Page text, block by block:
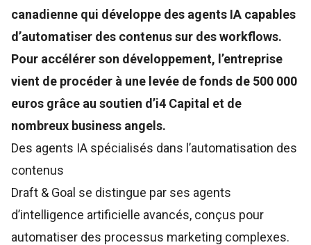
canadienne qui développe des agents IA capables
d’automatiser des contenus sur des workflows.
Pour accélérer son développement, l’entreprise
vient de procéder à une levée de fonds de 500 000
euros grâce au soutien d’i4 Capital et de
nombreux business angels.
Des agents IA spécialisés dans l’automatisation des
contenus
Draft & Goal se distingue par ses agents
d’intelligence artificielle avancés, conçus pour
automatiser des processus marketing complexes.